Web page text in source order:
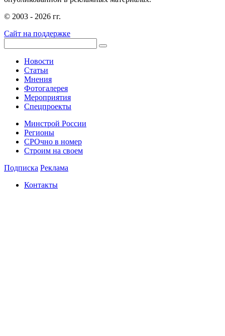
© 2003 - 2026 гг.
Сайт на поддержке
Новости
Статьи
Мнения
Фотогалерея
Мероприятия
Спецпроекты
Минстрой России
Регионы
СРОчно в номер
Строим на своем
Подписка Реклама
Контакты